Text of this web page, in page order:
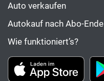
Auto verkaufen
Autokauf nach Abo-Ende
Wie funktioniert’s?